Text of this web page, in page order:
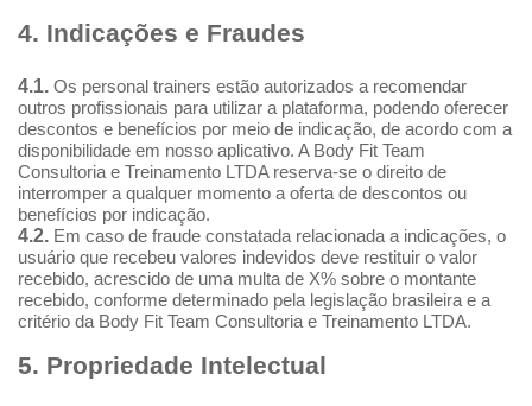
4. Indicações e Fraudes
4.1. Os personal trainers estão autorizados a recomendar
outros profissionais para utilizar a plataforma, podendo oferecer
descontos e benefícios por meio de indicação, de acordo com a
disponibilidade em nosso aplicativo. A Body Fit Team
Consultoria e Treinamento LTDA reserva-se o direito de
interromper a qualquer momento a oferta de descontos ou
benefícios por indicação.
4.2. Em caso de fraude constatada relacionada a indicações, o
usuário que recebeu valores indevidos deve restituir o valor
recebido, acrescido de uma multa de X% sobre o montante
recebido, conforme determinado pela legislação brasileira e a
critério da Body Fit Team Consultoria e Treinamento LTDA.
5. Propriedade Intelectual